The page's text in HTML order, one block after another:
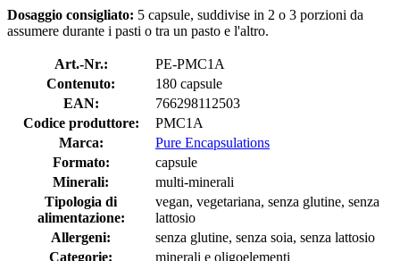
Dosaggio consigliato: 5 capsule, suddivise in 2 o 3 porzioni da
assumere durante i pasti o tra un pasto e l'altro.
Art.-Nr.:
PE-PMC1A
Contenuto:
180 capsule
EAN:
766298112503
Codice produttore:
PMC1A
Marca:
Pure Encapsulations
Formato:
capsule
Minerali:
multi-minerali
Tipologia di
alimentazione:
vegan, vegetariana, senza glutine, senza
lattosio
Allergeni:
senza glutine, senza soia, senza lattosio
Categorie:
minerali e oligoelementi